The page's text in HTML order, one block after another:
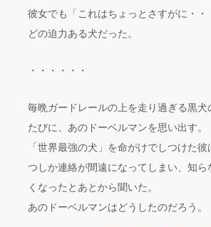
彼女でも「これはちょっとさすがに・・
どの迫力ある犬だった。
・・・・・・
毎晩ガードレールの上を走り過ぎる黒犬
たびに、あのドーベルマンを思い出す。
「世界最強の犬」を命がけでしつけた
つしか連絡が間遠になってしまい、知
くなったとあとから聞いた。
あのドーベルマンはどうしたのだろう。